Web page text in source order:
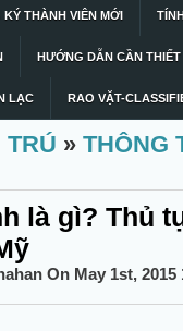
THÀNH VIÊN MỚI
HƯỚNG DẪN CẦN THIẾT
LẠC RAO VẶT-
TRÚ » THÔNG
là gì? Thủ
On May 1st,